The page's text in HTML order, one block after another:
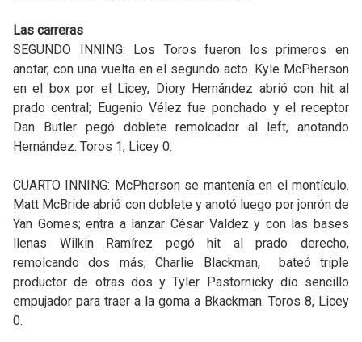
Las carreras
SEGUNDO INNING: Los Toros fueron los primeros en
anotar, con una vuelta en el segundo acto. Kyle McPherson
en el box por el Licey, Diory Hernández abrió con hit al
prado central; Eugenio Vélez fue ponchado y el receptor
Dan Butler pegó doblete remolcador al left, anotando
Hernández. Toros 1, Licey 0.
CUARTO INNING: McPherson se mantenía en el montículo.
Matt McBride abrió con doblete y anotó luego por jonrón de
Yan Gomes; entra a lanzar César Valdez y con las bases
llenas Wilkin Ramírez pegó hit al prado derecho,
remolcando dos más; Charlie Blackman, bateó triple
productor de otras dos y Tyler Pastornicky dio sencillo
empujador para traer a la goma a Bkackman. Toros 8, Licey
0.